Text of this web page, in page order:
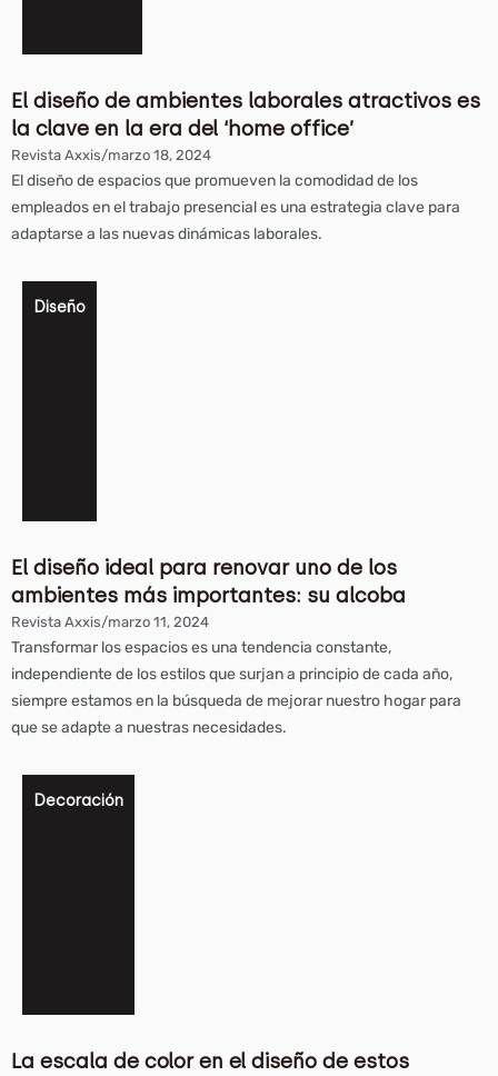
El diseño de ambientes laborales atractivos es
la clave en la era del ‘home office’
Revista Axxis/marzo 18, 2024
El diseño de espacios que promueven la comodidad de los
empleados en el trabajo presencial es una estrategia clave para
adaptarse a las nuevas dinámicas laborales.
Diseño
El diseño ideal para renovar uno de los
ambientes más importantes: su alcoba
Revista Axxis/marzo 11, 2024
Transformar los espacios es una tendencia constante,
independiente de los estilos que surjan a principio de cada año,
siempre estamos en la búsqueda de mejorar nuestro hogar para
que se adapte a nuestras necesidades.
Decoración
La escala de color en el diseño de estos